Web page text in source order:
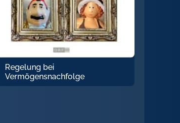
Regelung bei
Vermögensnachfolge